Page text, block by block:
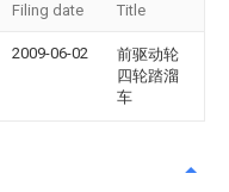
Filing date Title
2009-06-02
前驱动轮
四轮踏溜
车